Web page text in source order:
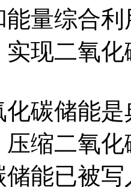
量综合
现二氧
储能是
缩二氧
储能已被